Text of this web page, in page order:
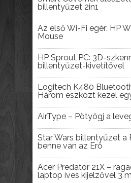
billentyűzet 2in1
Az első Wi-Fi egér: HP
Mouse
HP Sprout PC: 3D-
billentyűzet-kivetítővel
Logitech K480
Három eszközt kezel
AirType – Pötyögj a
Star Wars billentyűzet a
benne van az Erő
Acer Predator 21X –
laptop íves kijelzővel 3